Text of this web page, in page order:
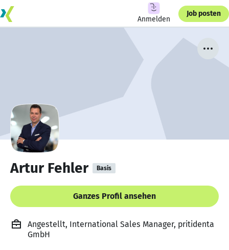
Anmelden
Job posten
Artur Fehler Basis
Ganzes Profil ansehen
Angestellt, International Sales Manager, pritidenta
GmbH